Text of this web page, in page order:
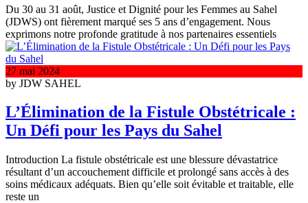
Du 30 au 31 août, Justice et Dignité pour les Femmes au Sahel
(JDWS) ont fièrement marqué ses 5 ans d’engagement. Nous
exprimons notre profonde gratitude à nos partenaires essentiels
27 mai 2024
by JDW SAHEL
L’Élimination de la Fistule Obstétricale :
Un Défi pour les Pays du Sahel
Introduction La fistule obstétricale est une blessure dévastatrice
résultant d’un accouchement difficile et prolongé sans accès à des
soins médicaux adéquats. Bien qu’elle soit évitable et traitable, elle
reste un